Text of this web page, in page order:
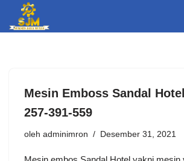
Lompat
Mesin Emboss Sandal
257-391-559
oleh adminimron Desember 31, 2021